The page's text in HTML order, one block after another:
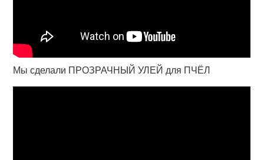
Мы сделали ПРОЗРАЧНЫЙ УЛЕЙ для ПЧЁЛ